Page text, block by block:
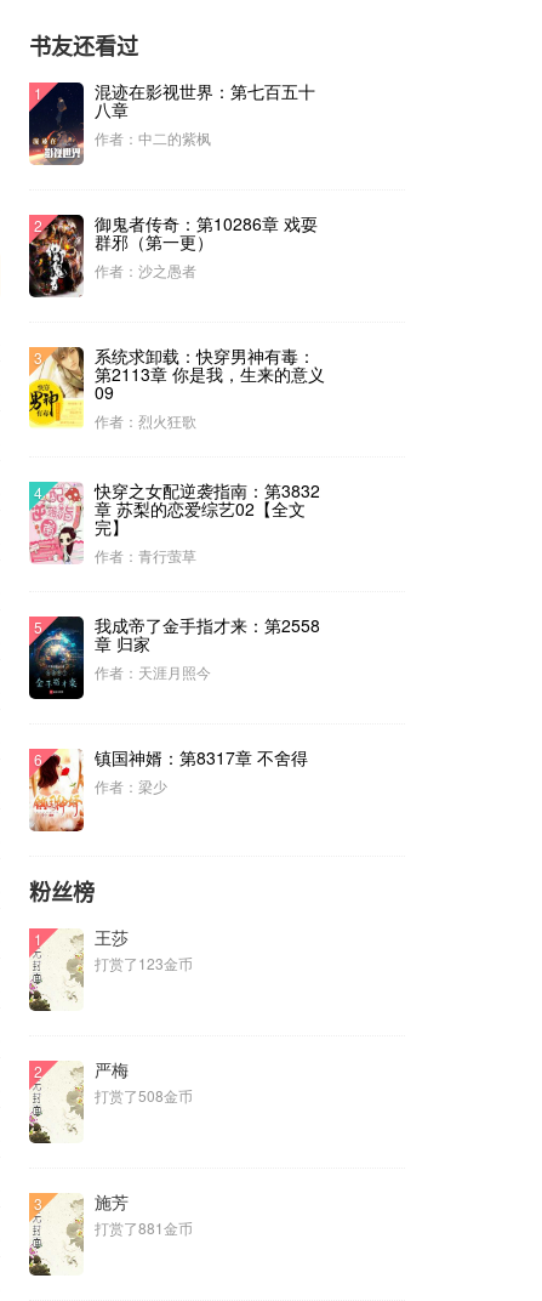
书友还看过
1 混迹在影视世界：第七百五十
八章
作者：中二的紫枫
2 御鬼者传奇：第10286章 戏耍
群邪（第一更）
作者：沙之愚者
3 系统求卸载：快穿男神有毒：
第2113章 你是我，生来的意义
09
作者：烈火狂歌
4 快穿之女配逆袭指南：第3832
章 苏梨的恋爱综艺02【全文
完】
作者：青行萤草
5 我成帝了金手指才来：第2558
章 归家
作者：天涯月照今
6 镇国神婿：第8317章 不舍得
作者：梁少
粉丝榜
1 王莎
打赏了123金币
2 严梅
打赏了508金币
3 施芳
打赏了881金币